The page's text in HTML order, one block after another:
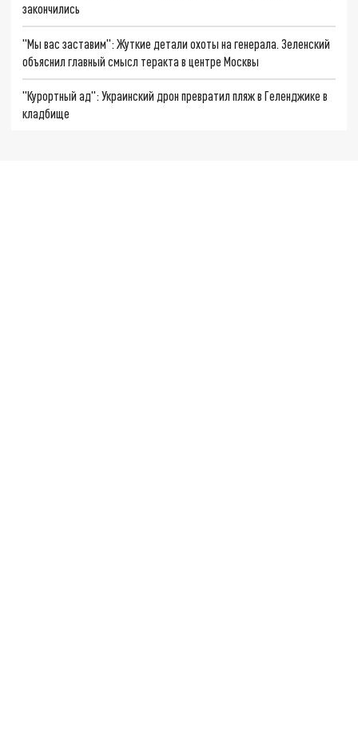
закончились
"Мы вас заставим": Жуткие детали охоты на генерала. Зеленский
объяснил главный смысл теракта в центре Москвы
"Курортный ад": Украинский дрон превратил пляж в Геленджике в
кладбище